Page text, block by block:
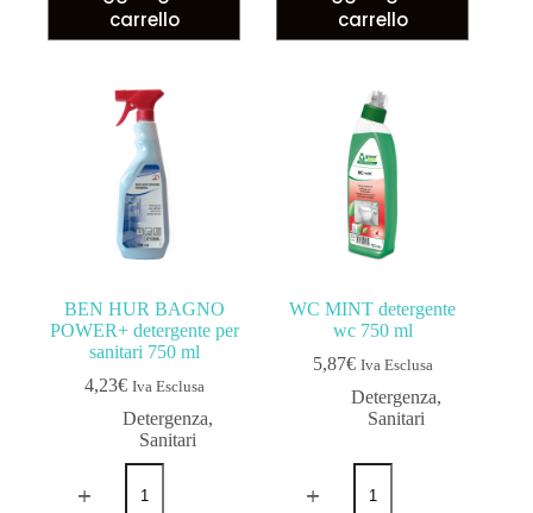
carrello
carrello
BEN HUR BAGNO
POWER+ detergente per
sanitari 750 ml
4,23€ Iva Esclusa
Detergenza,
Sanitari
WC MINT detergente
wc 750 ml
5,87€ Iva Esclusa
Detergenza,
Sanitari